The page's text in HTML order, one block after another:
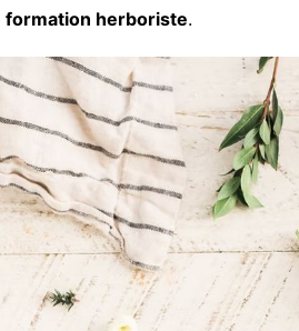
formation herboriste.